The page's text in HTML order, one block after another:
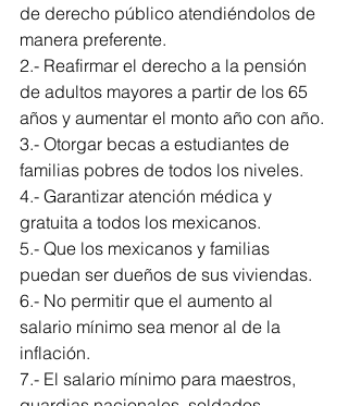
de derecho público atendiéndolos de
manera preferente.
2.- Reafirmar el derecho a la pensión
de adultos mayores a partir de los 65
años y aumentar el monto año con año.
3.- Otorgar becas a estudiantes de
familias pobres de todos los niveles.
4.- Garantizar atención médica y
gratuita a todos los mexicanos.
5.- Que los mexicanos y familias
puedan ser dueños de sus viviendas.
6.- No permitir que el aumento al
salario mínimo sea menor al de la
inflación.
7.- El salario mínimo para maestros,